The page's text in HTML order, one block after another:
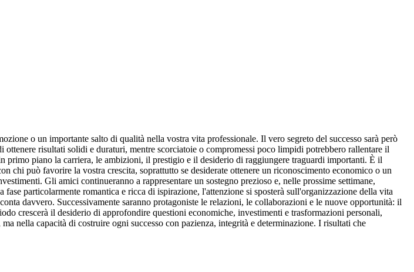
o un importante salto di qualità nella vostra vita professionale. Il vero segreto del successo sarà però
risultati solidi e duraturi, mentre scorciatoie o compromessi poco limpidi potrebbero rallentare il
primo piano la carriera, le ambizioni, il prestigio e il desiderio di raggiungere traguardi importanti. È il
chi può favorire la vostra crescita, soprattutto se desiderate ottenere un riconoscimento economico o un
Gli amici continueranno a rappresentare un sostegno prezioso e, nelle prossime settimane,
particolarmente romantica e ricca di ispirazione, l'attenzione si sposterà sull'organizzazione della vita
davvero. Successivamente saranno protagoniste le relazioni, le collaborazioni e le nuove opportunità: il
crescerà il desiderio di approfondire questioni economiche, investimenti e trasformazioni personali,
nella capacità di costruire ogni successo con pazienza, integrità e determinazione. I risultati che